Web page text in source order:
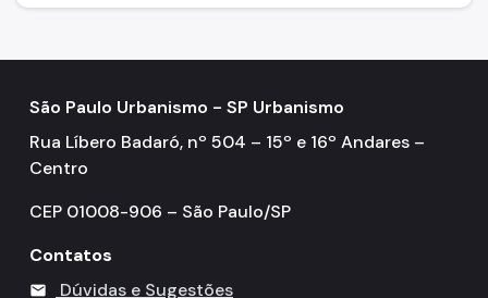
São Paulo Urbanismo - SP Urbanismo
Rua Líbero Badaró, nº 504 – 15º e 16º Andares –
Centro
CEP 01008-906 – São Paulo/SP
Contatos
mail Dúvidas e Sugestões